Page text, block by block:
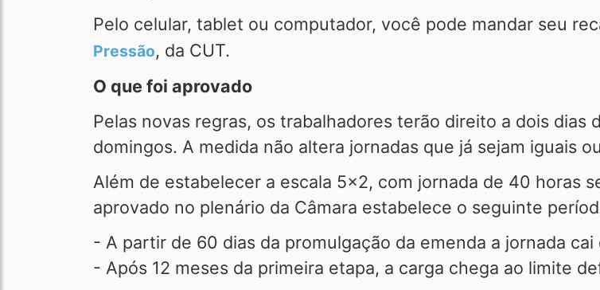
Pelo celular, tablet ou computador, você pode mandar seu
Pressão, da CUT.
O que foi aprovado
Pelas novas regras, os trabalhadores terão direito a dois
domingos. A medida não altera jornadas que já sejam iguais
Além de estabelecer a escala 5x2, com jornada de 40 horas
aprovado no plenário da Câmara estabelece o seguinte
- A partir de 60 dias da promulgação da emenda a jornada
- Após 12 meses da primeira etapa, a carga chega ao limite